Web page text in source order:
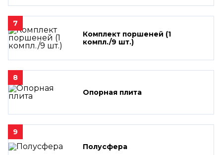
7
Комплект поршеней (1
компл./9 шт.)
8
Опорная плита
9
Полусфера